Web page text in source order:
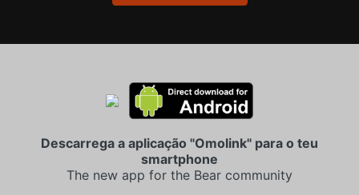
Descarrega a aplicação "Omolink" para o teu
smartphone
The new app for the Bear community